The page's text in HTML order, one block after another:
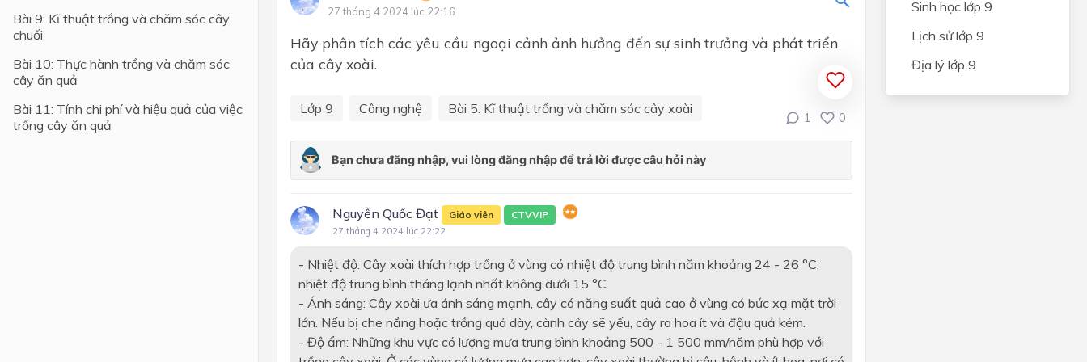
Lớp 4
Lớp 3
Lớp 1
CHĂM SÓC MỘT SỐ LOẠI CÂY
ĂN QUẢ PHỔ BIẾN
QUAN ĐẾN TRỒNG CÂY ĂN
QUẢ
CHẾ BIẾN THỰC PHẨM
Chủ đề 2. Thực hành chế biến
Chủ đề 3. Ngành nghề liên quan
đến chế biến thực phẩm
ĐỊNH HƯỚNG NGHỀ NGHIỆP
LẮP ĐẶT MẠNG ĐIỆN TRONG
NHÀ
Bài 9: Kĩ thuật trồng và chăm sóc cây
chuối
Bài 10: Thực hành trồng và chăm sóc
cây ăn quả
Bài 11: Tính chi phí và hiệu quả của việc
trồng cây ăn quả
27 tháng 4 2024 lúc 22:16
Hãy phân tích các yêu cầu ngoại cảnh ảnh hưởng đến sự sinh trưởng và phát triển
của cây xoài.
Lớp 9 Công nghệ Bài 5: Kĩ thuật trồng và chăm sóc cây xoài
1 0
Nguyễn Quốc Đạt Giáo viên CTVVIP
27 tháng 4 2024 lúc 22:22
- Nhiệt độ: Cây xoài thích hợp trồng ở vùng có nhiệt độ trung bình năm khoảng 24 - 26 °C;
nhiệt độ trung bình tháng lạnh nhất không dưới 15 °C.
- Ánh sáng: Cây xoài ưa ánh sáng mạnh, cây có năng suất quả cao ở vùng có bức xạ mặt trời
lớn. Nếu bị che nắng hoặc trồng quá dày, cành cây sẽ yếu, cây ra hoa ít và đậu quả kém.
- Độ ẩm: Những khu vực có lượng mưa trung bình khoảng 500 - 1 500 mm/năm phù hợp với
Sinh học lớp 9
Lịch sử lớp 9
Địa lý lớp 9